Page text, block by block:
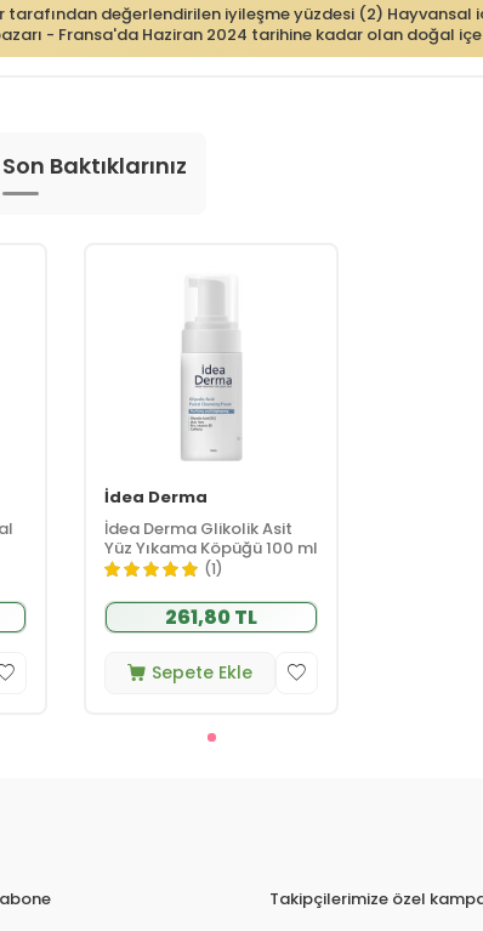
tarafından değerlendirilen iyileşme yüzdesi (2)
- Fransa'da Haziran 2024 tarihine kadar olan doğal
Son Baktıklarınız
İdea Derma
İdea Derma Glikolik Asit
Yüz Yıkama Köpüğü 100 ml
(1)
261,80 TL
Sepete Ekle
Takipçilerimize özel